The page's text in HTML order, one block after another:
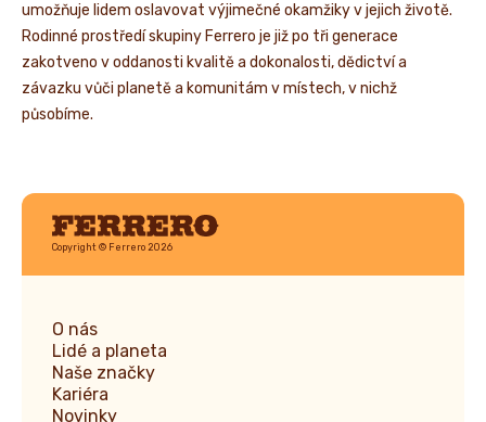
umožňuje lidem oslavovat výjimečné okamžiky v jejich životě.
Rodinné prostředí skupiny Ferrero je již po tři generace
zakotveno v oddanosti kvalitě a dokonalosti, dědictví a
závazku vůči planetě a komunitám v místech, v nichž
působíme.
Ferrero
Copyright © Ferrero 2026
O nás
Lidé a planeta
Naše značky
Kariéra
Novinky